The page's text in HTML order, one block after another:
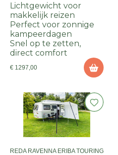
Lichtgewicht voor
makkelijk reizen
Perfect voor zonnige
kampeerdagen
Snel op te zetten,
direct comfort
€ 1297,00
REDA RAVENNA ERIBA TOURING